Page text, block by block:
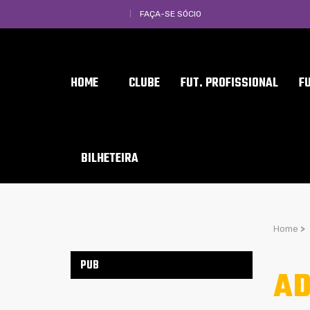
FAÇA-SE SÓCIO
HOME CLUBE FUT. PROFISSIONAL
BILHETEIRA
Home >
PUB